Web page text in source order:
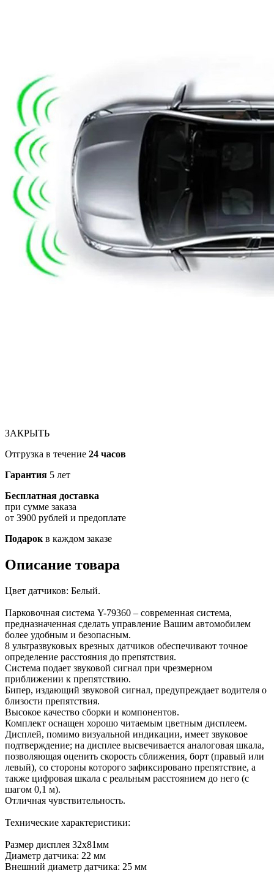
ЗАКРЫТЬ
Отгрузка в течение 24 часов
Гарантия 5 лет
Бесплатная доставка
при сумме заказа
от 3900 рублей и предоплате
Подарок в каждом заказе
Описание товара
Цвет датчиков: Белый.
Парковочная система Y-79360 – современная система,
предназначенная сделать управление Вашим автомобилем
более удобным и безопасным.
8 ультразвуковых врезных датчиков обеспечивают точное
определение расстояния до препятствия.
Система подает звуковой сигнал при чрезмерном
приближении к препятствию.
Бипер, издающий звуковой сигнал, предупреждает водителя о
близости препятствия.
Высокое качество сборки и компонентов.
Комплект оснащен хорошо читаемым цветным дисплеем.
Дисплей, помимо визуальной индикации, имеет звуковое
подтверждение; на дисплее высвечивается аналоговая шкала,
позволяющая оценить скорость сближения, борт (правый или
левый), со стороны которого зафиксировано препятствие, а
также цифровая шкала с реальным расстоянием до него (с
шагом 0,1 м).
Отличная чувствительность.
Технические характеристики:
Размер дисплея 32х81мм
Диаметр датчика: 22 мм
Внешний диаметр датчика: 25 мм